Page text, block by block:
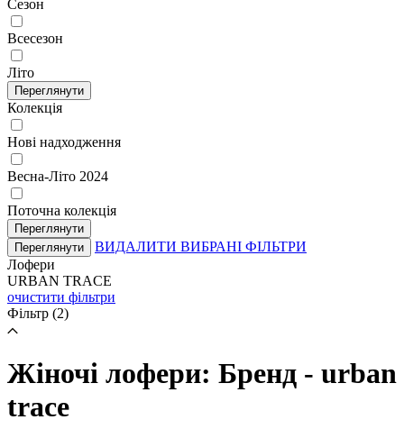
Сезон
Всесезон
Літо
Переглянути
Колекція
Нові надходження
Весна-Літо 2024
Поточна колекція
Переглянути
Переглянути
ВИДАЛИТИ ВИБРАНІ ФІЛЬТРИ
Лофери
URBAN TRACE
очистити фільтри
Фільтр (2)
Жіночі лофери: Бренд - urban
trace